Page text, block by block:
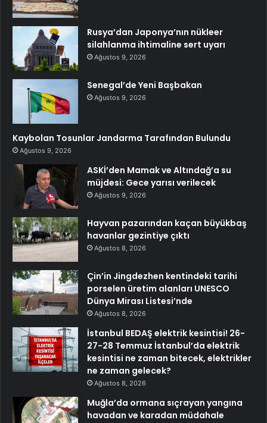
Rusya’dan Japonya’nın nükleer
silahlanma ihtimaline sert uyarı
Ağustos 9, 2026
Senegal’de Yeni Başbakan
Ağustos 9, 2026
Kaybolan Tosunlar Jandarma Tarafından Bulundu
Ağustos 9, 2026
ASKİ’den Mamak ve Altındağ’a su
müjdesi: Gece yarısı verilecek
Ağustos 9, 2026
Hayvan pazarından kaçan büyükbaş
havanlar gezintiye çıktı
Ağustos 8, 2026
Çin’in Jingdezhen kentindeki tarihi
porselen üretim alanları UNESCO
Dünya Mirası Listesi’nde
Ağustos 8, 2026
İstanbul BEDAŞ elektrik kesintisi! 26-
27-28 Temmuz İstanbul’da elektrik
kesintisi ne zaman bitecek, elektrikler
ne zaman gelecek?
Ağustos 8, 2026
Muğla’da ormana sıçrayan yangına
havadan ve karadan müdahale